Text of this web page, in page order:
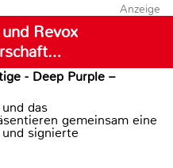
Anzeige
Revox
- Deep Purple –
das
gemeinsam eine
signierte